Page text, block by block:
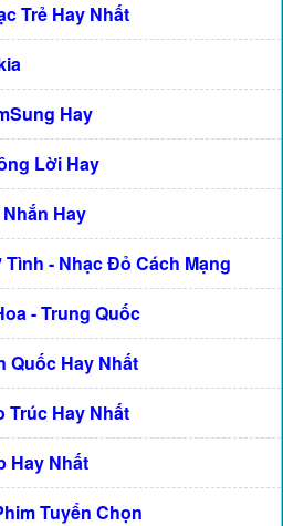
Trẻ Hay Nhất
Hay
Lời Hay
Hay
- Nhạc Đỏ Cách Mạng
- Trung Quốc
Quốc Hay Nhất
Trúc Hay Nhất
Hay Nhất
Tuyển Chọn